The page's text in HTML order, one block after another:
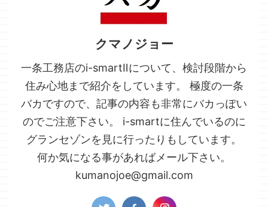
クマノジョー
一条工務店のi-smartⅡについて、検討段階から
住み心地まで紹介をしています。 極度の一条
バカですので、記事の内容も非常にバカっぽい
のでご注意下さい。 i-smartに住んでいるのに
グランセゾンを見に行ったりもしています。
何か気になる事があればメール下さい。
kumanojoe@gmail.com